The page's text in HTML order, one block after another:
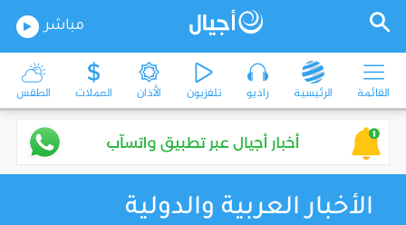
مباشر
القائمة الرئيسية راديو تلفزيون الأذان العملات الطقس
الأخبار العربية والدولية